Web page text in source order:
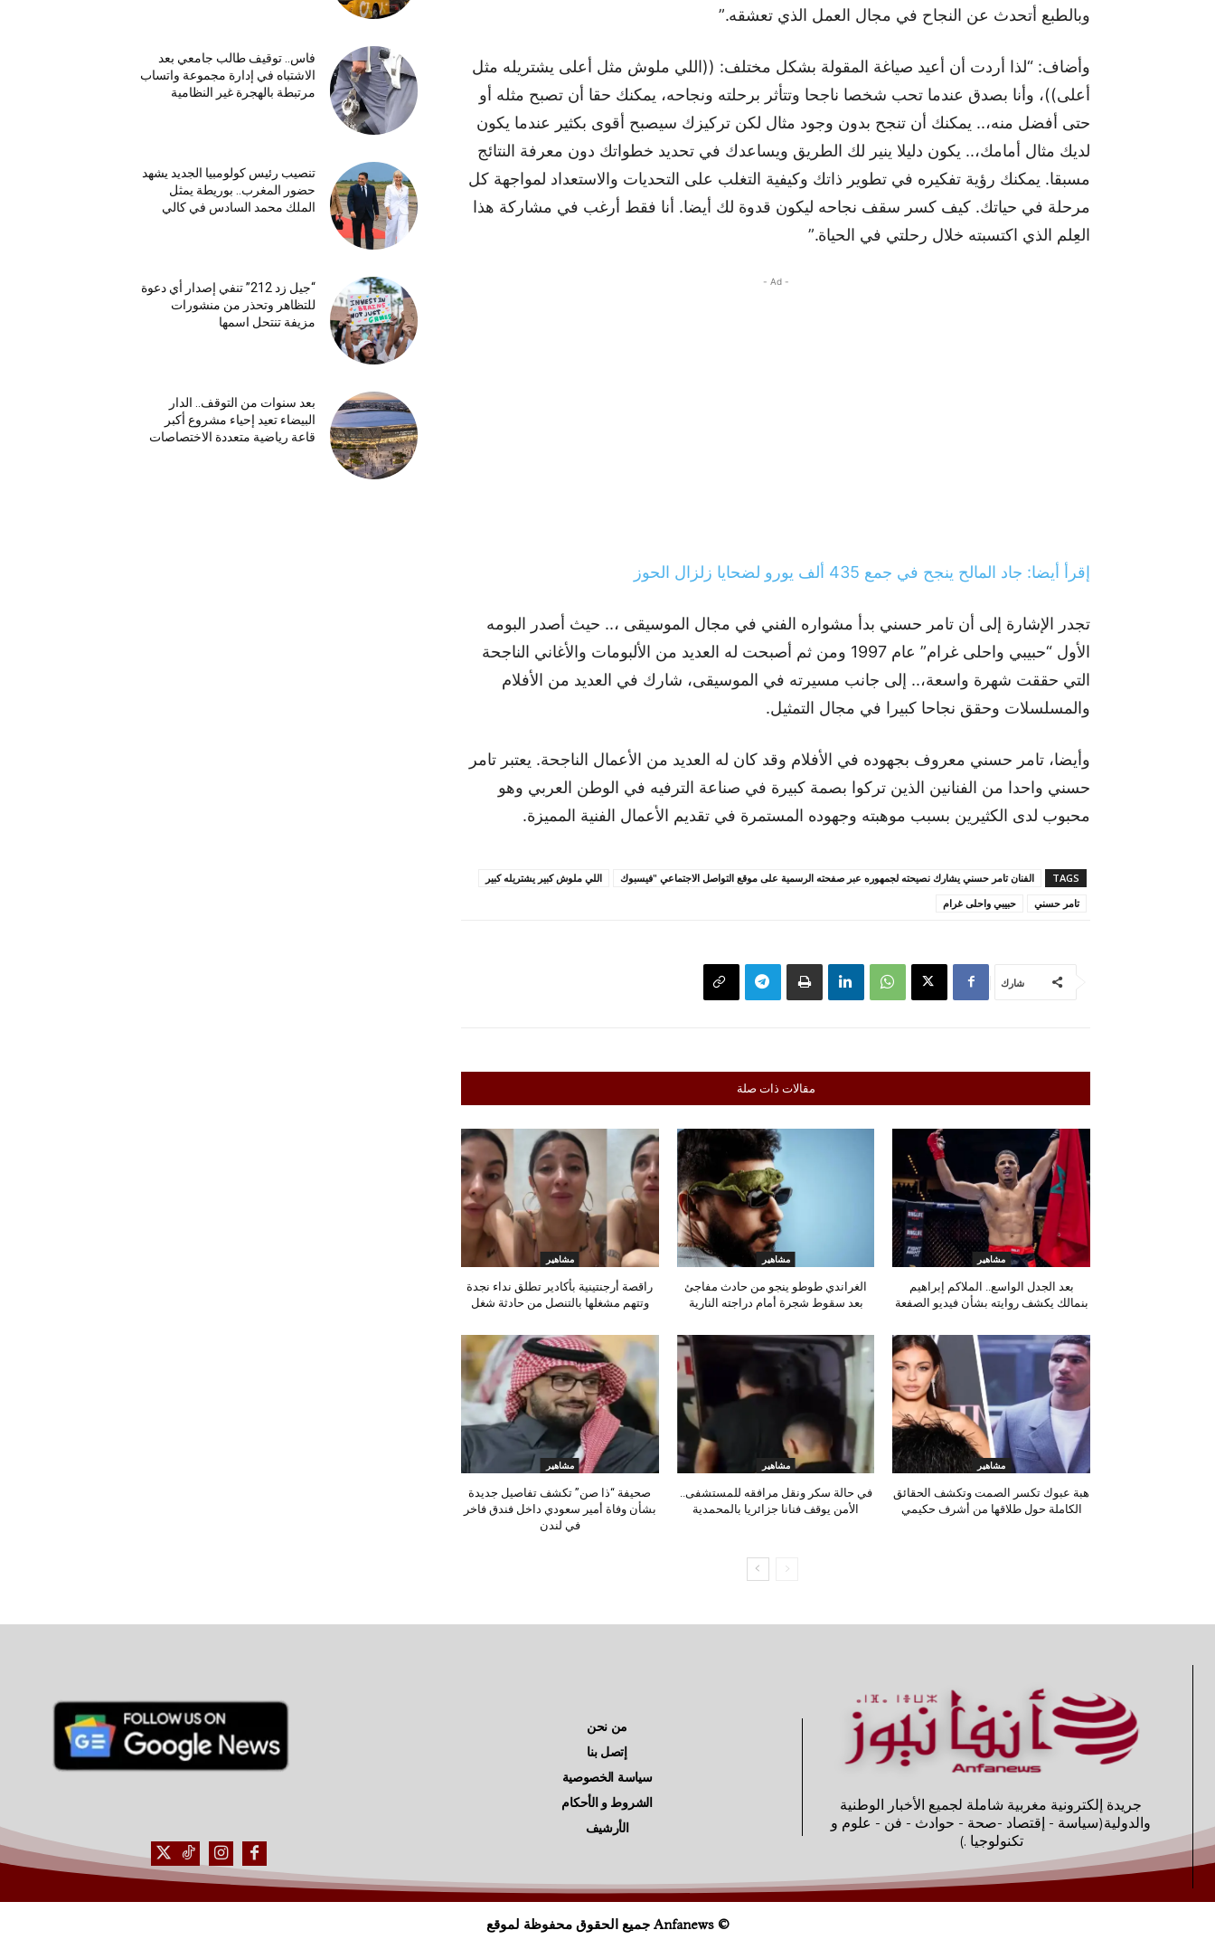
فاس.. توقيف طالب جامعي بعد
الاشتباه في إدارة مجموعة واتساب
مرتبطة بالهجرة غير النظامية
تنصيب رئيس كولومبيا الجديد يشهد
حضور المغرب.. بوريطة يمثل
الملك محمد السادس في كالي
“جيل زد 212” تنفي إصدار أي دعوة
للتظاهر وتحذر من منشورات
مزيفة تنتحل اسمها
بعد سنوات من التوقف.. الدار
البيضاء تعيد إحياء مشروع أكبر
قاعة رياضية متعددة الاختصاصات
وبالطبع أتحدث عن النجاح في مجال العمل الذي تعشقه.”
وأضاف: “لذا أردت أن أعيد صياغة المقولة بشكل مختلف: ((اللي ملوش مثل أعلى يشتريله مثل
أعلى))، وأنا بصدق عندما تحب شخصا ناجحا وتتأثر برحلته ونجاحه، يمكنك حقا أن تصبح مثله أو
حتى أفضل منه،.. يمكنك أن تنجح بدون وجود مثال لكن تركيزك سيصبح أقوى بكثير عندما يكون
لديك مثال أمامك،.. يكون دليلا ينير لك الطريق ويساعدك في تحديد خطواتك دون معرفة النتائج
مسبقا. يمكنك رؤية تفكيره في تطوير ذاتك وكيفية التغلب على التحديات والاستعداد لمواجهة كل
مرحلة في حياتك. كيف كسر سقف نجاحه ليكون قدوة لك أيضا. أنا فقط أرغب في مشاركة هذا
العِلم الذي اكتسبته خلال رحلتي في الحياة.”
- Ad -
إقرأ أيضا: جاد المالح ينجح في جمع 435 ألف يورو لضحايا زلزال الحوز
تجدر الإشارة إلى أن تامر حسني بدأ مشواره الفني في مجال الموسيقى ،.. حيث أصدر البومه
الأول “حبيبي واحلى غرام” عام 1997 ومن ثم أصبحت له العديد من الألبومات والأغاني الناجحة
التي حققت شهرة واسعة،.. إلى جانب مسيرته في الموسيقى، شارك في العديد من الأفلام
والمسلسلات وحقق نجاحا كبيرا في مجال التمثيل.
وأيضا، تامر حسني معروف بجهوده في الأفلام وقد كان له العديد من الأعمال الناجحة. يعتبر تامر
حسني واحدا من الفنانين الذين تركوا بصمة كبيرة في صناعة الترفيه في الوطن العربي وهو
محبوب لدى الكثيرين بسبب موهبته وجهوده المستمرة في تقديم الأعمال الفنية المميزة.
TAGS الفنان تامر حسني يشارك نصيحته لجمهوره عبر صفحته الرسمية على موقع التواصل الاجتماعي "فيسبوك
اللي ملوش كبير يشتريله كبير
تامر حسني
حبيبي واحلى غرام
شارك
مقالات ذات صلة
مشاهير
بعد الجدل الواسع.. الملاكم إبراهيم
بنمالك يكشف روايته بشأن فيديو الصفعة
مشاهير
الغراندي طوطو ينجو من حادث مفاجئ
بعد سقوط شجرة أمام دراجته النارية
مشاهير
راقصة أرجنتينية بأكادير تطلق نداء نجدة
وتتهم مشغلها بالتنصل من حادثة شغل
مشاهير
هبة عبوك تكسر الصمت وتكشف الحقائق
الكاملة حول طلاقها من أشرف حكيمي
مشاهير
في حالة سكر ونقل مرافقه للمستشفى..
الأمن يوقف فنانا جزائريا بالمحمدية
مشاهير
صحيفة “ذا صن” تكشف تفاصيل جديدة
بشأن وفاة أمير سعودي داخل فندق فاخر
في لندن
جريدة إلكترونية مغربية شاملة لجميع الأخبار الوطنية
والدولية(سياسة - إقتصاد -صحة - حوادث - فن - علوم و
تكنولوجيا .)
من نحن
إتصل بنا
سياسة الخصوصية
الشروط و الأحكام
الأرشيف
© Anfanews جميع الحقوق محفوظة لموقع